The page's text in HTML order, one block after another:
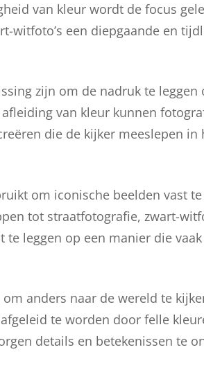
van kleur wordt de focus
witfoto’s een diepgaande en
zijn om de nadruk te leggen
van kleur kunnen
die de kijker meeslepen in
om iconische beelden vast
tot straatfotografie, zwart-
leggen op een manier die
anders naar de wereld te
te worden door felle
details en betekenissen te